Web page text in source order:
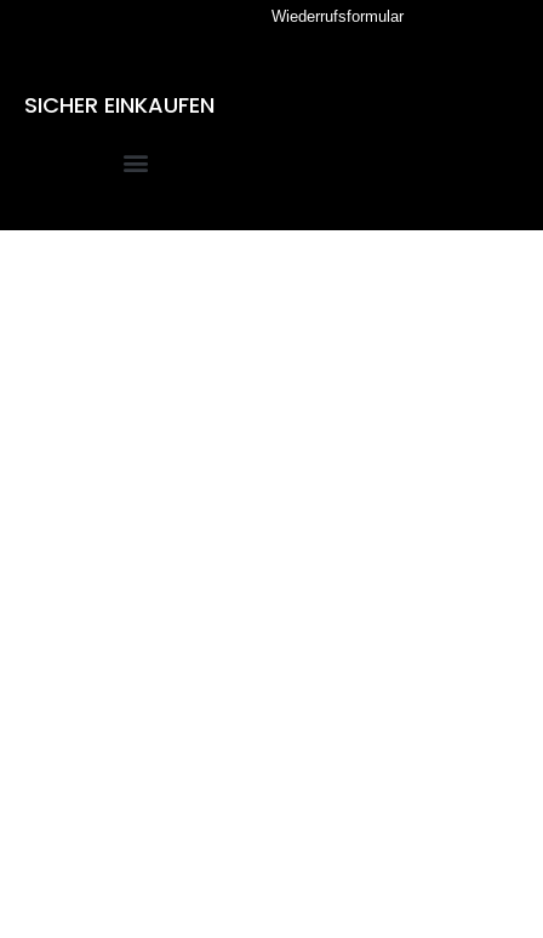
Wiederrufsformular
SICHER EINKAUFEN